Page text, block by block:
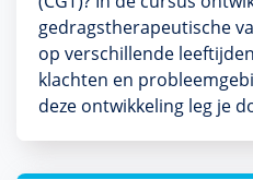
gedragstherapeutische
op verschillende
klachten en
deze ontwikkeling leg je